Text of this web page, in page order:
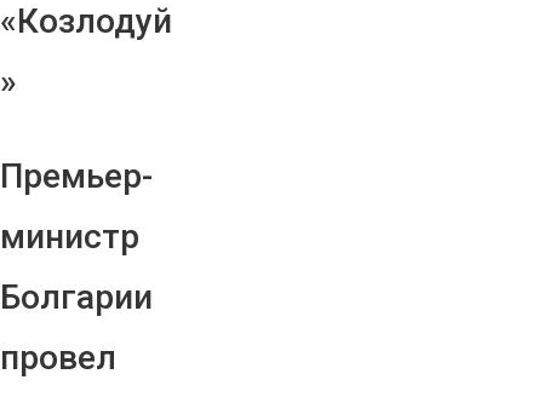
«Козлодуй
»
Премьер-
министр
Болгарии
провел